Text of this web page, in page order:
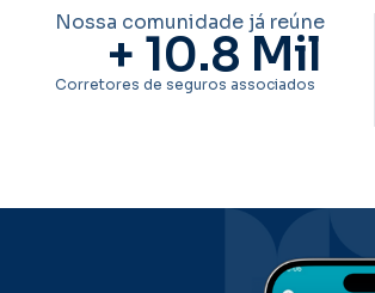
Nossa comunidade já reúne
+ 10.8 Mil
Corretores de seguros associados